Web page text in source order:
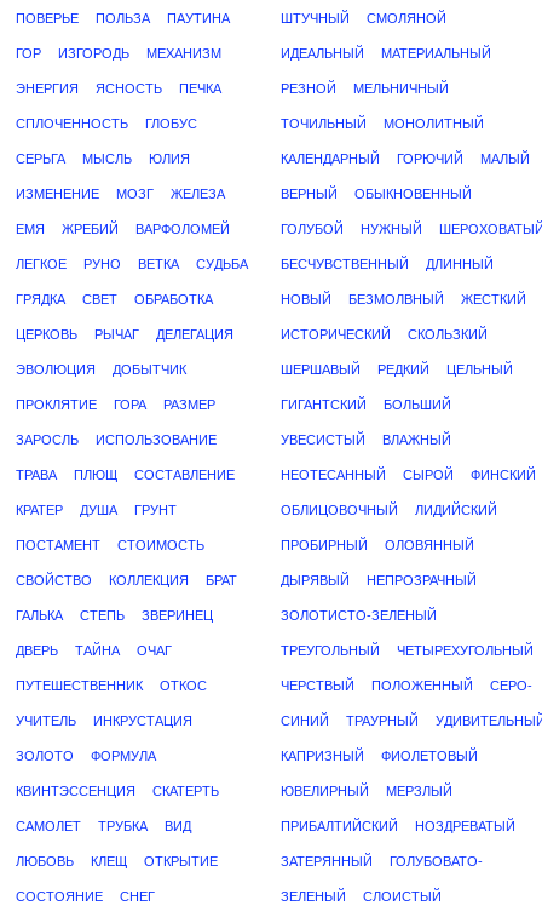
ПОВЕРЬЕ ПОЛЬЗА ПАУТИНА
ГОР ИЗГОРОДЬ МЕХАНИЗМ
ЭНЕРГИЯ ЯСНОСТЬ ПЕЧКА
СПЛОЧЕННОСТЬ ГЛОБУС
СЕРЬГА МЫСЛЬ ЮЛИЯ
ИЗМЕНЕНИЕ МОЗГ ЖЕЛЕЗА
ЕМЯ ЖРЕБИЙ ВАРФОЛОМЕЙ
ЛЕГКОЕ РУНО ВЕТКА СУДЬБА
ГРЯДКА СВЕТ ОБРАБОТКА
ЦЕРКОВЬ РЫЧАГ ДЕЛЕГАЦИЯ
ЭВОЛЮЦИЯ ДОБЫТЧИК
ПРОКЛЯТИЕ ГОРА РАЗМЕР
ЗАРОСЛЬ ИСПОЛЬЗОВАНИЕ
ТРАВА ПЛЮЩ СОСТАВЛЕНИЕ
КРАТЕР ДУША ГРУНТ
ПОСТАМЕНТ СТОИМОСТЬ
СВОЙСТВО КОЛЛЕКЦИЯ БРАТ
ГАЛЬКА СТЕПЬ ЗВЕРИНЕЦ
ДВЕРЬ ТАЙНА ОЧАГ
ПУТЕШЕСТВЕННИК ОТКОС
УЧИТЕЛЬ ИНКРУСТАЦИЯ
ЗОЛОТО ФОРМУЛА
КВИНТЭССЕНЦИЯ СКАТЕРТЬ
САМОЛЕТ ТРУБКА ВИД
ЛЮБОВЬ КЛЕЩ ОТКРЫТИЕ
СОСТОЯНИЕ СНЕГ
ШТУЧНЫЙ СМОЛЯНОЙ
ИДЕАЛЬНЫЙ МАТЕРИАЛЬНЫЙ
РЕЗНОЙ МЕЛЬНИЧНЫЙ
ТОЧИЛЬНЫЙ МОНОЛИТНЫЙ
КАЛЕНДАРНЫЙ ГОРЮЧИЙ МАЛЫЙ
ВЕРНЫЙ ОБЫКНОВЕННЫЙ
ГОЛУБОЙ НУЖНЫЙ
БЕСЧУВСТВЕННЫЙ ДЛИННЫЙ
НОВЫЙ БЕЗМОЛВНЫЙ ЖЕСТКИЙ
ИСТОРИЧЕСКИЙ СКОЛЬЗКИЙ
ШЕРШАВЫЙ РЕДКИЙ ЦЕЛЬНЫЙ
ГИГАНТСКИЙ БОЛЬШИЙ
УВЕСИСТЫЙ ВЛАЖНЫЙ
НЕОТЕСАННЫЙ СЫРОЙ ФИНСКИЙ
ОБЛИЦОВОЧНЫЙ ЛИДИЙСКИЙ
ПРОБИРНЫЙ ОЛОВЯННЫЙ
ДЫРЯВЫЙ НЕПРОЗРАЧНЫЙ
ЗОЛОТИСТО-ЗЕЛЕНЫЙ
ТРЕУГОЛЬНЫЙ ЧЕТЫРЕХУГОЛЬНЫЙ
ЧЕРСТВЫЙ ПОЛОЖЕННЫЙ СЕРО-
СИНИЙ ТРАУРНЫЙ
КАПРИЗНЫЙ ФИОЛЕТОВЫЙ
ЮВЕЛИРНЫЙ МЕРЗЛЫЙ
ПРИБАЛТИЙСКИЙ НОЗДРЕВАТЫЙ
ЗАТЕРЯННЫЙ ГОЛУБОВАТО-
ЗЕЛЕНЫЙ СЛОИСТЫЙ